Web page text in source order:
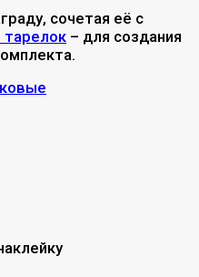
сочетая её с
тарелок – для создания